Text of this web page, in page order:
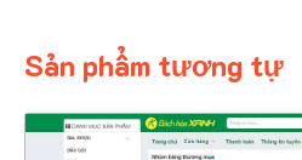
Sản phẩm tương tự